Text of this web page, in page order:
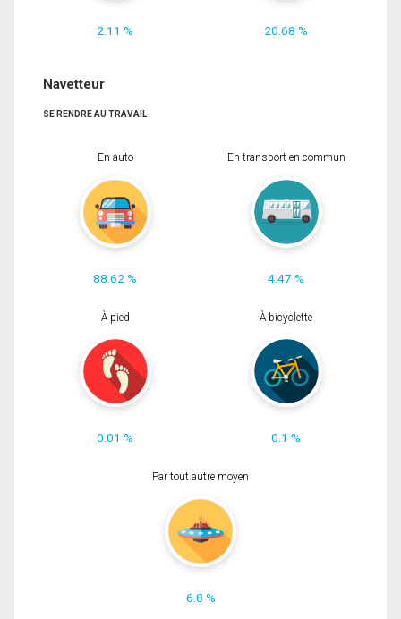
2.11 % 20.68 %
Navetteur
SE RENDRE AU TRAVAIL
En auto
88.62 %
En transport en commun
4.47 %
À pied
0.01 %
À bicyclette
0.1 %
Par tout autre moyen
6.8 %